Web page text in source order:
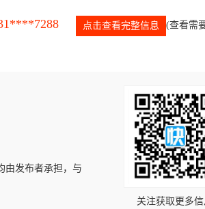
点击查看完整信息 (查看需
由发布者承担，与
关注获取更多信